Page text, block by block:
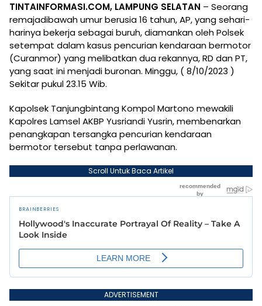
TINTAINFORMASI.COM, LAMPUNG SELATAN – Seorang
remajadibawah umur berusia 16 tahun, AP, yang sehari-
harinya bekerja sebagai buruh, diamankan oleh Polsek
setempat dalam kasus pencurian kendaraan bermotor
(Curanmor) yang melibatkan dua rekannya, RD dan PT,
yang saat ini menjadi buronan. Minggu, ( 8/10/2023 )
Sekitar pukul 23.15 Wib.
Kapolsek Tanjungbintang Kompol Martono mewakili
Kapolres Lamsel AKBP Yusriandi Yusrin, membenarkan
penangkapan tersangka pencurian kendaraan
bermotor tersebut tanpa perlawanan.
Scroll Untuk Baca Artikel
ADVERTISEMENT